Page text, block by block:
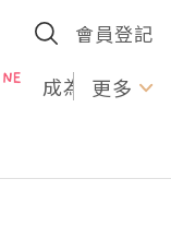
會員登記
成為U更多